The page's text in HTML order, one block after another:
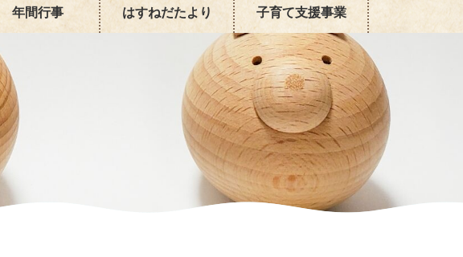
年間行事 はすねだたより 子育て支援事業